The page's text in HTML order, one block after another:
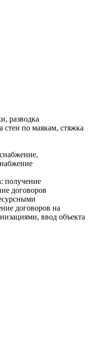
разводка
стен по маякам, стяжка
получение
договоров
договоров на
ввод объекта